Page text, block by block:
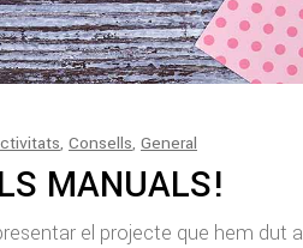
, Consells, General
MANUALS!
el projecte que hem